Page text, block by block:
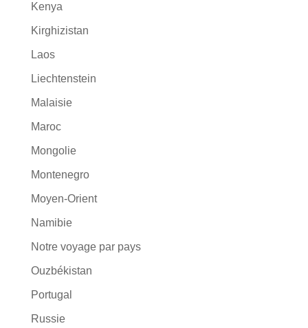
Kenya
Kirghizistan
Laos
Liechtenstein
Malaisie
Maroc
Mongolie
Montenegro
Moyen-Orient
Namibie
Notre voyage par pays
Ouzbékistan
Portugal
Russie